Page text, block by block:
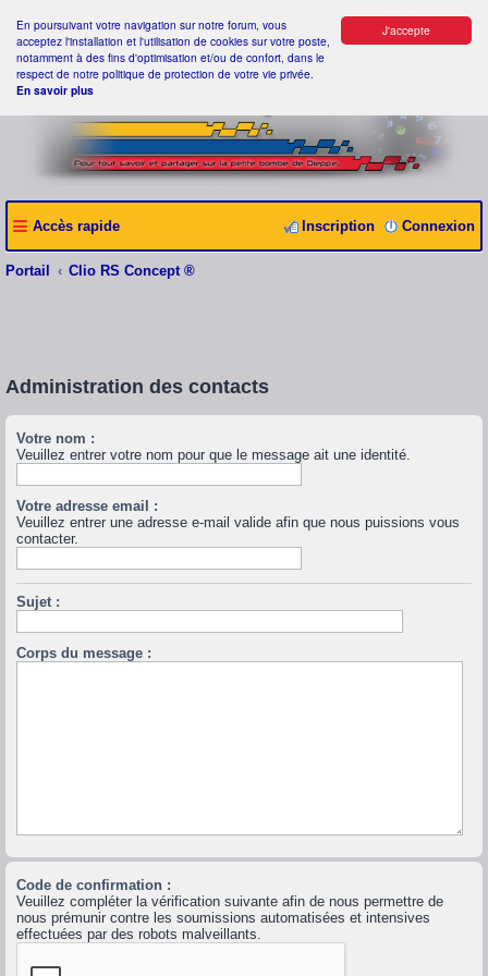
J'accepte
En poursuivant votre navigation sur notre forum, vous
acceptez l'installation et l'utilisation de cookies sur votre poste,
notamment à des fins d'optimisation et/ou de confort, dans le
respect de notre politique de protection de votre vie privée.
En savoir plus
Accès rapide Connexion
Inscription
Portail Clio RS Concept ®
Administration des contacts
Votre nom :
Veuillez entrer votre nom pour que le message ait une identité.
Votre adresse email :
Veuillez entrer une adresse e-mail valide afin que nous puissions vous
contacter.
Sujet :
Corps du message :
Code de confirmation :
Veuillez compléter la vérification suivante afin de nous permettre de
nous prémunir contre les soumissions automatisées et intensives
effectuées par des robots malveillants.